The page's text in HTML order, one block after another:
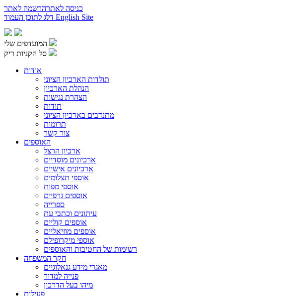
כניסה לאתרהרשמה לאתר
English Site
המועדפים שלי
סל הקניות ריק
אודות
תולדות הארכיון הציוני
הנהלת הארכיון
הצהרת נגישות
תודות
מתנדבים בארכיון הציוני
תרומות
צור קשר
האוספים
ארכיון הרצל
ארכיונים מוסדיים
ארכיונים אישיים
אוספי תצלומים
אוספי מפות
אוספים גרפיים
ספרייה
עיתונים וכתבי עת
אוספים קוליים
אוספים מוזיאליים
אוספי מיקרופילם
רשימות של החטיבות והאוספים
חקר המשפחה
מאגרי מידע גנאלוגיים
פנייה למדור
מיהו בעל הדרכון
פעילות